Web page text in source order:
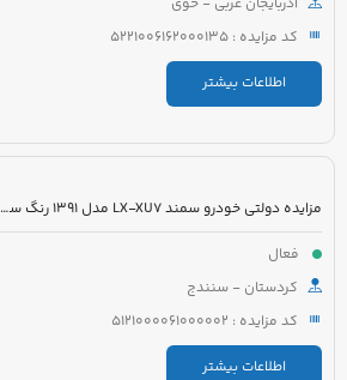
کد مزایده : 5221006162000135
اطلاعات بیشتر
مزایده دولتی خودرو سمند LX-XU7 مدل 1391 رنگ سفید
فعال
کردستان - سنندج
کد مزایده : 5121000061000002
اطلاعات بیشتر